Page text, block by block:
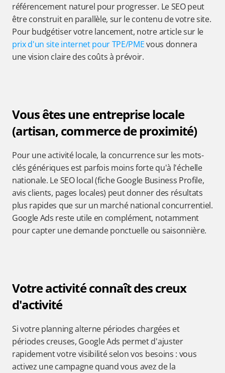
référencement naturel pour progresser. Le SEO peut
être construit en parallèle, sur le contenu de votre site.
prix d'un site internet pour TPE/PME vous donnera
une vision claire des coûts à prévoir.
Vous êtes une entreprise locale
(artisan, commerce de proximité)
Pour une activité locale, la concurrence sur les mots-
clés génériques est parfois moins forte qu'à l'échelle
nationale. Le SEO local (fiche Google Business Profile,
avis clients, pages locales) peut donner des résultats
plus rapides que sur un marché national concurrentiel.
Google Ads reste utile en complément, notamment
pour capter une demande ponctuelle ou saisonnière.
Votre activité connaît des creux
d'activité
Si votre planning alterne périodes chargées et
périodes creuses, Google Ads permet d'ajuster
rapidement votre visibilité selon vos besoins : vous
activez une campagne quand vous avez de la